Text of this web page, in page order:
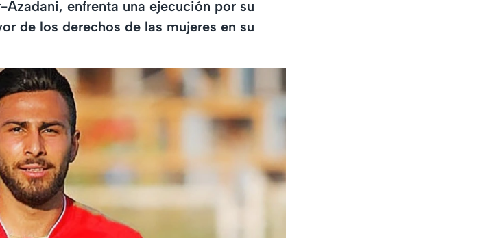
enfrenta una ejecución por su
de los derechos de las mujeres en su